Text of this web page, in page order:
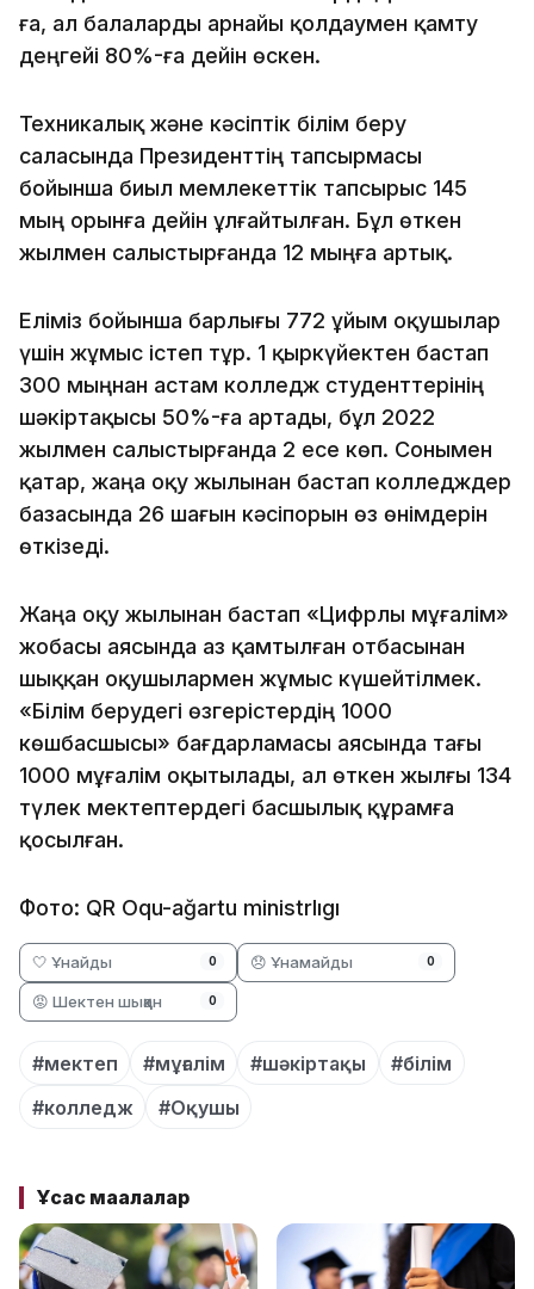
ға, ал балаларды арнайы қолдаумен қамту
деңгейі 80%-ға дейін өскен.
Техникалық және кәсіптік білім беру
саласында Президенттің тапсырмасы
бойынша биыл мемлекеттік тапсырыс 145
мың орынға дейін ұлғайтылған. Бұл өткен
жылмен салыстырғанда 12 мыңға артық.
Еліміз бойынша барлығы 772 ұйым оқушылар
үшін жұмыс істеп тұр. 1 қыркүйектен бастап
300 мыңнан астам колледж студенттерінің
шәкіртақысы 50%-ға артады, бұл 2022
жылмен салыстырғанда 2 есе көп. Сонымен
қатар, жаңа оқу жылынан бастап колледждер
базасында 26 шағын кәсіпорын өз өнімдерін
өткізеді.
Жаңа оқу жылынан бастап «Цифрлы мұғалім»
жобасы аясында аз қамтылған отбасынан
шыққан оқушылармен жұмыс күшейтілмек.
«Білім берудегі өзгерістердің 1000
көшбасшысы» бағдарламасы аясында тағы
1000 мұғалім оқытылады, ал өткен жылғы 134
түлек мектептердегі басшылық құрамға
қосылған.
Фото: QR Oqu-ağartu ministrlıgı
🤍 Ұнайды 0 😞 Ұнамайды 0
😡 Шектен шыққан 0
#мектеп #мұғалім #шәкіртақы
#білім
#колледж
#Оқушы
Ұқсас мақалалар